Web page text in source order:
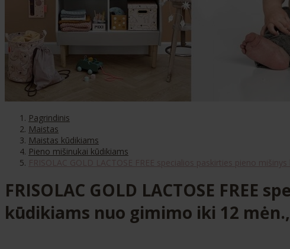
Pagrindinis
Maistas
Maistas kūdikiams
Pieno mišinukai kūdikiams
FRISOLAC GOLD LACTOSE
kūdikiams nuo gimimo iki 12